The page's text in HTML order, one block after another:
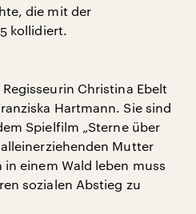
die mit der
kollidiert.
Christina Ebelt
Hartmann. Sie sind
Spielfilm „Sterne über
Mutter
einem Wald leben muss
sozialen Abstieg zu